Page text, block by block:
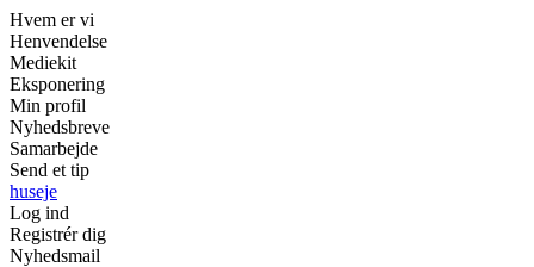
Hvem er vi
Henvendelse
Mediekit
Eksponering
Min profil
Nyhedsbreve
Samarbejde
Send et tip
huseje
Log ind
Registrér dig
Nyhedsmail